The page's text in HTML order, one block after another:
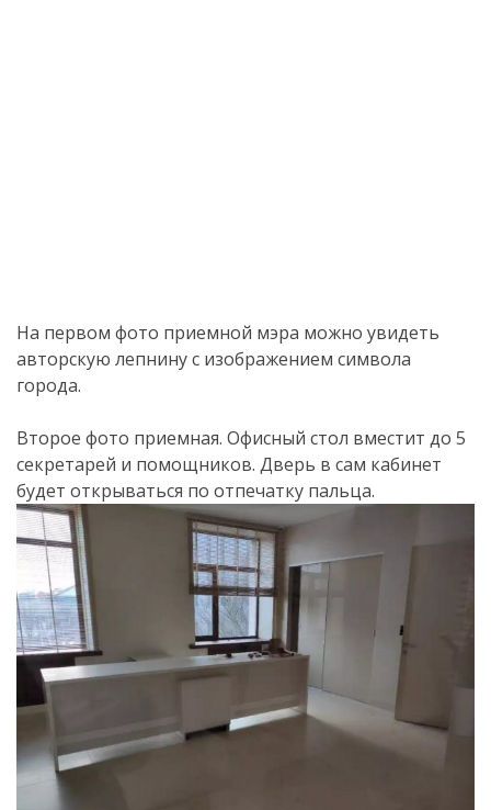
На первом фото приемной мэра можно увидеть
авторскую лепнину с изображением символа
города.
Второе фото приемная. Офисный стол вместит до 5
секретарей и помощников. Дверь в сам кабинет
будет открываться по отпечатку пальца.